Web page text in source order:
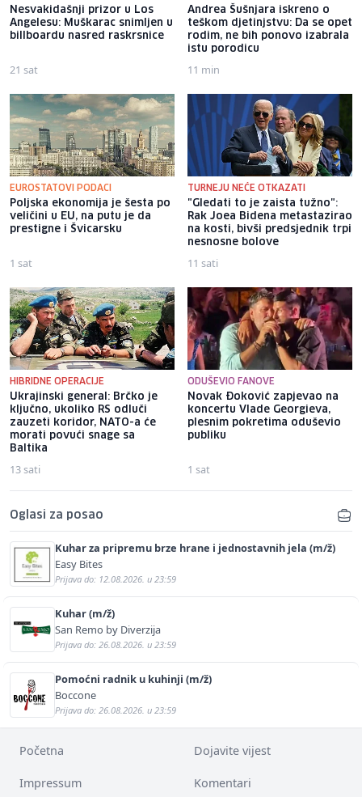
Nesvakidašnji prizor u Los
Angelesu: Muškarac snimljen u
billboardu nasred raskrsnice
21 sat
Andrea Šušnjara iskreno o
teškom djetinjstvu: Da se opet
rodim, ne bih ponovo izabrala
istu porodicu
11 min
EUROSTATOVI PODACI
Poljska ekonomija je šesta po
veličini u EU, na putu je da
prestigne i Švicarsku
1 sat
TURNEJU NEĆE OTKAZATI
"Gledati to je zaista tužno":
Rak Joea Bidena metastazirao
na kosti, bivši predsjednik trpi
nesnosne bolove
11 sati
HIBRIDNE OPERACIJE
Ukrajinski general: Brčko je
ključno, ukoliko RS odluči
zauzeti koridor, NATO-a će
morati povući snage sa
Baltika
13 sati
ODUŠEVIO FANOVE
Novak Đoković zapjevao na
koncertu Vlade Georgieva,
plesnim pokretima oduševio
publiku
1 sat
Oglasi za posao
Kuhar za pripremu brze hrane i jednostavnih jela (m/ž)
Easy Bites
Prijava do: 12.08.2026. u 23:59
Kuhar (m/ž)
San Remo by Diverzija
Prijava do: 26.08.2026. u 23:59
Pomoćni radnik u kuhinji (m/ž)
Boccone
Prijava do: 26.08.2026. u 23:59
Početna Dojavite vijest
Impressum Komentari